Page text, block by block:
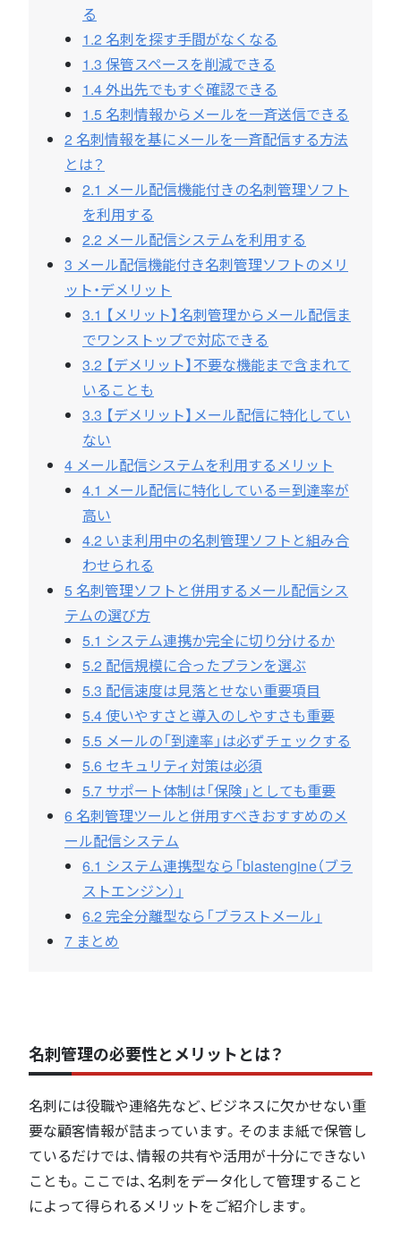
る
1.2 名刺を探す手間がなくなる
1.3 保管スペースを削減できる
1.4外出先でもすぐ確認できる
1.5 名刺情報からメールを一斉送信できる
2 名刺情報を基にメールを一斉配信する方法
とは？
2.1 メール配信機能付きの名刺管理ソフト
を利用する
2.2 メール配信システムを利用する
3 メール配信機能付き名刺管理ソフトのメリ
ット・デメリット
3.1 【メリット】名刺管理からメール配信ま
でワンストップで対応できる
3.2 【デメリット】不要な機能まで含まれて
いることも
3.3 【デメリット】メール配信に特化してい
ない
4 メール配信システムを利用するメリット
4.1 メール配信に特化している＝到達率が
高い
4.2 いま利用中の名刺管理ソフトと組み合
わせられる
5 名刺管理ソフトと併用するメール配信シス
テムの選び方
5.1 システム連携か完全に切り分けるか
5.2 配信規模に合ったプランを選ぶ
5.3 配信速度は見落とせない重要項目
5.4使いやすさと導入のしやすさも重要
5.5 メールの「到達率」は必ずチェックする
5.6 セキュリティ対策は必須
5.7 サポート体制は「保険」としても重要
6 名刺管理ツールと併用すべきおすすめのメ
ール配信システム
6.1 システム連携型なら「blastengine（ブラ
ストエンジン）」
6.2 完全分離型なら「ブラストメール」
7 まとめ
名刺管理の必要性とメリットとは？
名刺には役職や連絡先など、ビジネスに欠かせない重
要な顧客情報が詰まっています。そのまま紙で保管し
ているだけでは、情報の共有や活用が十分にできない
ことも。ここでは、名刺をデータ化して管理すること
によって得られるメリットをご紹介します。